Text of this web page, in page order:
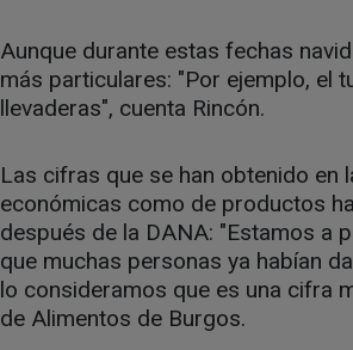
Aunque durante estas fechas
más particulares: "Por ejemplo, el
llevaderas", cuenta Rincón.
Las cifras que se han obtenido en
económicas como de productos
después de la DANA: "Estamos a
que muchas personas ya habían
lo consideramos que es una cifra
de Alimentos de Burgos.